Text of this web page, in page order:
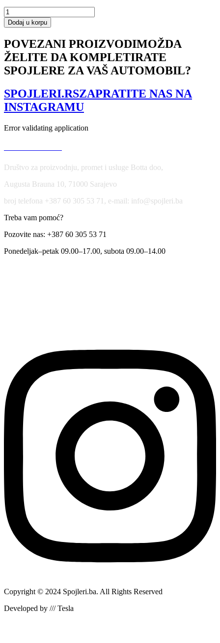
FRONT
SPLITTER
V.1
CONTINENTAL
GT
količina
Dodaj u korpu
POVEZANI PROIZVODIMOŽDA
ŽELITE DA KOMPLETIRATE
SPOJLERE ZA VAŠ AUTOMOBIL?
SPOJLERI.RSZAPRATITE NAS NA
INSTAGRAMU
Error validating application
Društvo za proizvodnju, promet i usluge Botta doo,
Augusta Brauna 10, 71000 Sarajevo
broj telefona +387 60 305 53 71, e-mail: info@spojleri.ba
Treba vam pomoć?
Pozovite nas: +387 60 305 53 71
Ponedeljak–petak 09.00–17.00, subota 09.00–14.00
Copyright © 2024 Spojleri.ba. All Rights Reserved
Developed by /// Tesla